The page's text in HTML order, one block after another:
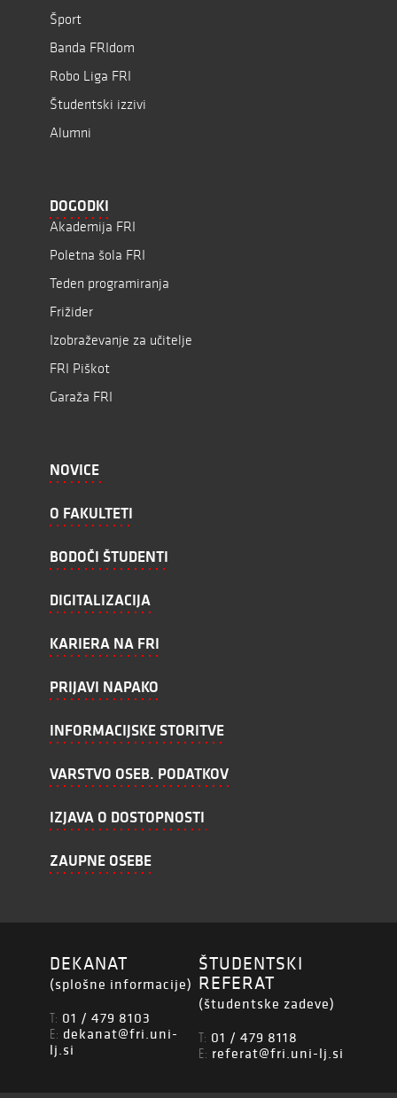
Šport
Banda FRIdom
Robo Liga FRI
Študentski izzivi
Alumni
DOGODKI
Akademija FRI
Poletna šola FRI
Teden programiranja
Frižider
Izobraževanje za učitelje
FRI Piškot
Garaža FRI
NOVICE
O FAKULTETI
BODOČI ŠTUDENTI
DIGITALIZACIJA
KARIERA NA FRI
PRIJAVI NAPAKO
INFORMACIJSKE STORITVE
VARSTVO OSEB. PODATKOV
IZJAVA O DOSTOPNOSTI
ZAUPNE OSEBE
DEKANAT
(splošne informacije)
T: 01 / 479 8103
E: dekanat@fri.uni-
lj.si
ŠTUDENTSKI
REFERAT
(študentske zadeve)
T: 01 / 479 8118
E: referat@fri.uni-lj.si